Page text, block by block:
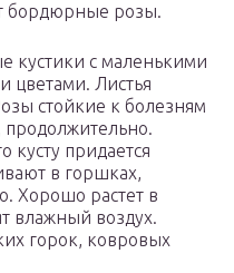
розы.
кустики с маленькими
цветами. Листья
стойкие к болезням
продолжительно.
кусту придается
в горшках,
Хорошо растет в
влажный воздух.
горок, ковровых